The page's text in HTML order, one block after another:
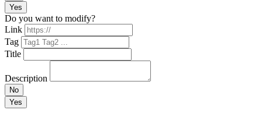
Yes
Do you want to modify?
Link
Tag
Title
Description
No
Yes